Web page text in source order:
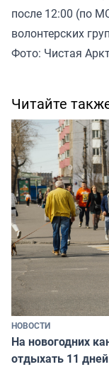
после 12:00 (по
волонтерских
Фото: Чистая
Читайте
НОВОСТИ
На новогодних
отдыхать 11 дней